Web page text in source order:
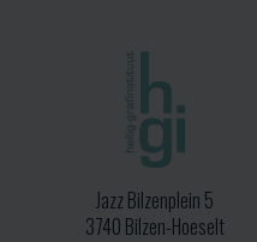
Jazz Bilzenplein 5
3740 Bilzen-Hoeselt